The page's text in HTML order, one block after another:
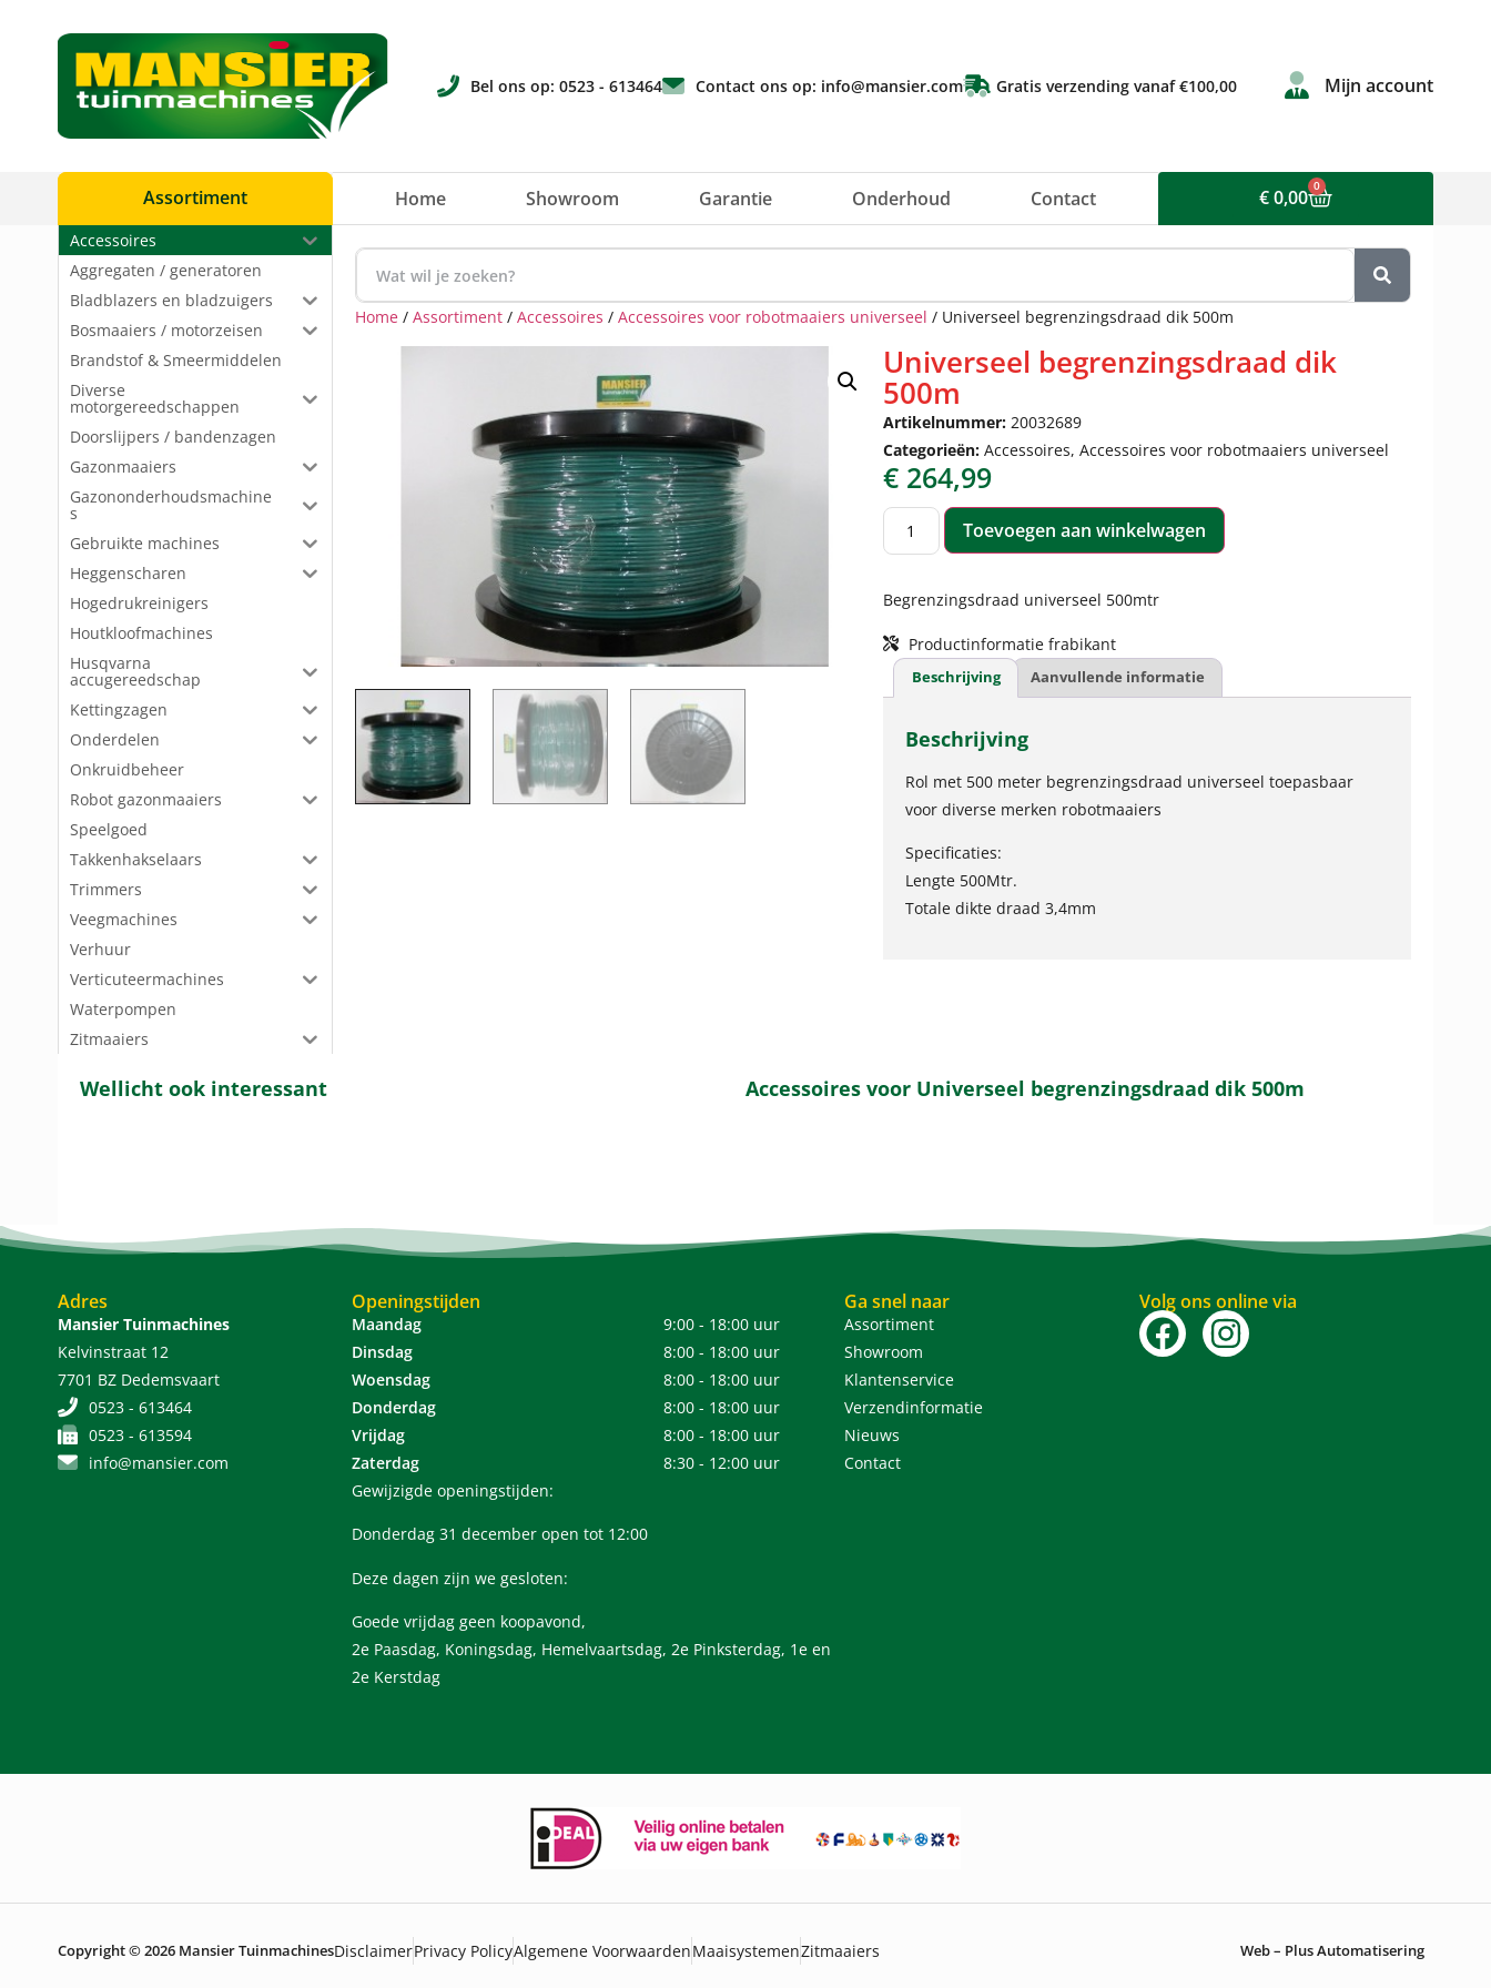
Bel ons op: 0523 - 613464 Contact ons op: info@mansier.com Gratis verzending vanaf €100,00 Mijn account
Assortiment Home Showroom Garantie Onderhoud Contact €0,00 0
Accessoires
Aggregaten / generatoren
Bladblazers en bladzuigers
Bosmaaiers / motorzeisen
Brandstof & Smeermiddelen
Diverse
motorgereedschappen
Doorslijpers / bandenzagen
Gazonmaaiers
Gazononderhoudsmachine
s
Gebruikte machines
Heggenscharen
Hogedrukreinigers
Houtkloofmachines
Husqvarna
accugereedschap
Kettingzagen
Onderdelen
Onkruidbeheer
Robot gazonmaaiers
Speelgoed
Takkenhakselaars
Trimmers
Veegmachines
Verhuur
Verticuteermachines
Waterpompen
Zitmaaiers
Home / Assortiment / Accessoires / Accessoires voor robotmaaiers universeel / Universeel begrenzingsdraad dik 500m
Universeel begrenzingsdraad dik
500m
Artikelnummer: 20032689
Categorieën: Accessoires, Accessoires voor robotmaaiers universeel
€ 264,99
Toevoegen aan winkelwagen
Begrenzingsdraad universeel 500mtr
Productinformatie frabikant
Beschrijving Aanvullende informatie
Beschrijving
Rol met 500 meter begrenzingsdraad universeel toepasbaar
voor diverse merken robotmaaiers
Specificaties:
Lengte 500Mtr.
Totale dikte draad 3,4mm
Wellicht ook interessant Accessoires voor Universeel begrenzingsdraad dik 500m
Adres
Mansier Tuinmachines
Kelvinstraat 12
7701 BZ Dedemsvaart
0523 - 613464
0523 - 613594
info@mansier.com
Openingstijden
Maandag
9:00 - 18:00 uur
Dinsdag
8:00 - 18:00 uur
Woensdag
8:00 - 18:00 uur
Donderdag
8:00 - 18:00 uur
Vrijdag
8:00 - 18:00 uur
Zaterdag
8:30 - 12:00 uur
Gewijzigde openingstijden:
Donderdag 31 december open tot 12:00
Deze dagen zijn we gesloten:
Goede vrijdag geen koopavond,
2e Paasdag, Koningsdag, Hemelvaartsdag, 2e Pinksterdag, 1e en
2e Kerstdag
Ga snel naar
Assortiment
Showroom
Klantenservice
Verzendinformatie
Nieuws
Contact
Volg ons online via
Copyright © 2026 Mansier TuinmachinesDisclaimerPrivacy PolicyAlgemene VoorwaardenMaaisystemenZitmaaiers Web – Plus Automatisering